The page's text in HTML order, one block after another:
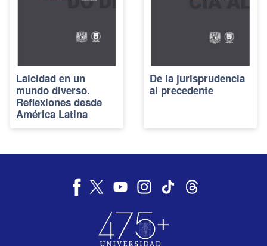
Laicidad en un
mundo diverso.
Reflexiones desde
América Latina
De la jurisprudencia
al precedente